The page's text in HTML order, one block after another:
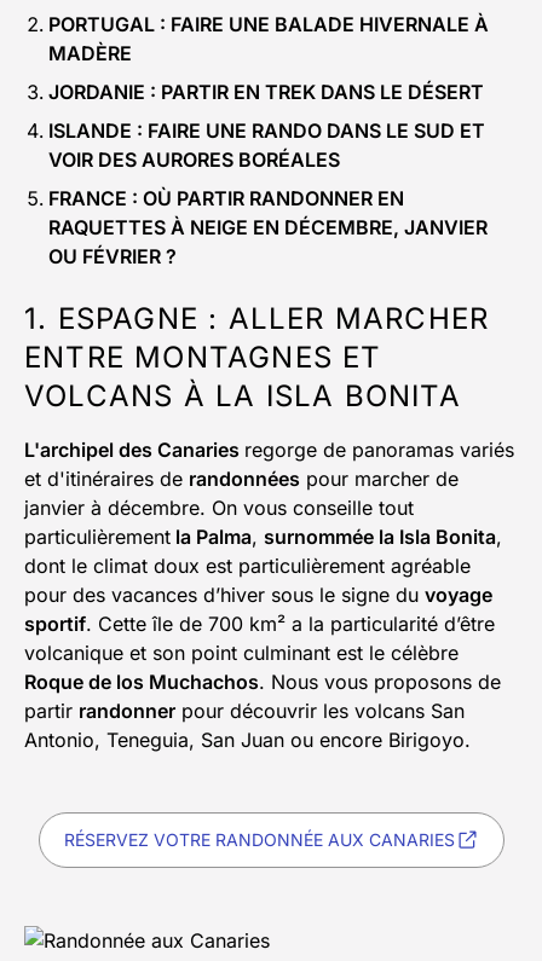
PORTUGAL : FAIRE UNE BALADE HIVERNALE À
MADÈRE
JORDANIE : PARTIR EN TREK DANS LE DÉSERT
ISLANDE : FAIRE UNE RANDO DANS LE SUD ET
VOIR DES AURORES BORÉALES
FRANCE : OÙ PARTIR RANDONNER EN
RAQUETTES À NEIGE EN DÉCEMBRE, JANVIER
OU FÉVRIER ?
1. ESPAGNE : ALLER MARCHER
ENTRE MONTAGNES ET
VOLCANS À LA ISLA BONITA
L'archipel des Canaries regorge de panoramas variés
et d'itinéraires de randonnées pour marcher de
janvier à décembre. On vous conseille tout
particulièrement la Palma, surnommée la Isla Bonita,
dont le climat doux est particulièrement agréable
pour des vacances d’hiver sous le signe du voyage
sportif. Cette île de 700 km² a la particularité d’être
volcanique et son point culminant est le célèbre
Roque de los Muchachos. Nous vous proposons de
partir randonner pour découvrir les volcans San
Antonio, Teneguia, San Juan ou encore Birigoyo.
RÉSERVEZ VOTRE RANDONNÉE AUX CANARIES